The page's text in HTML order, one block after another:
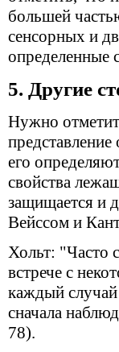
большей
сенсорных и
определенные
5. Другие
Нужно
его
свойства
защищается и
Вейссом и
Хольт: "Часто
встрече с
каждый случай
сначала
78).